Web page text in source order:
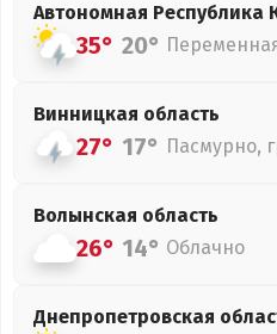
Автономная Республика
35° 20°
Винницкая область
27° 17° Пасмурно,
Волынская область
26° 14° Облачно
Днепропетровская